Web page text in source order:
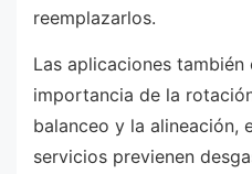
reemplazarlos.
Las aplicaciones también
importancia de la
balanceo y la alineación,
servicios previenen